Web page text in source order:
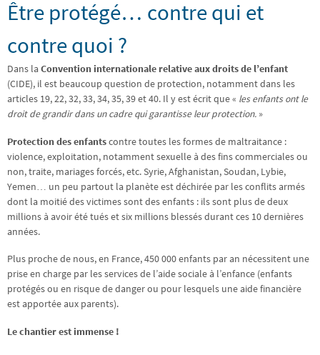
Être protégé… contre qui et
contre quoi ?
Dans laConvention internationale relative aux droits de l’enfant
(CIDE), il est beaucoup question de protection, notamment dans les
articles 19, 22, 32, 33, 34, 35, 39 et 40. Il y est écrit que « les enfants ont le
droit de grandir dans un cadre qui garantisse leur protection. »
Protection des enfantscontre toutes les formes de maltraitance :
violence, exploitation, notamment sexuelle à des fins commerciales ou
non, traite, mariages forcés, etc. Syrie, Afghanistan, Soudan, Lybie,
Yemen… un peu partout la planète est déchirée par les conflits armés
dont la moitié des victimes sont des enfants : ils sont plus de deux
millions à avoir été tués et six millions blessés durant ces 10 dernières
années.
Plus proche de nous, en France, 450 000 enfants par an nécessitent une
prise en charge par les services de l’aide sociale à l’enfance (enfants
protégés ou en risque de danger ou pour lesquels une aide financière
est apportée aux parents).
Le chantier est immense !